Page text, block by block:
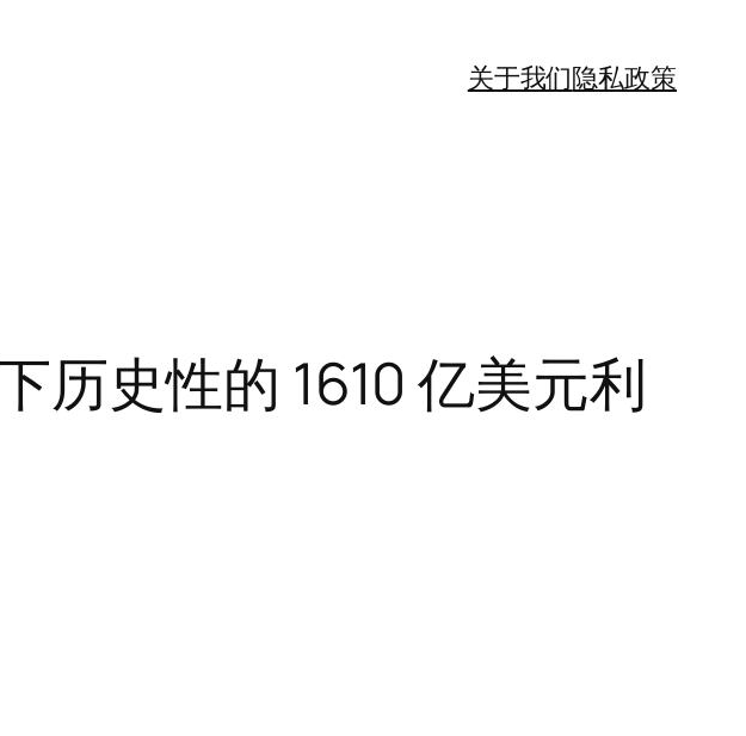
关于我们隐私政策
历史性的 1610 亿美元利